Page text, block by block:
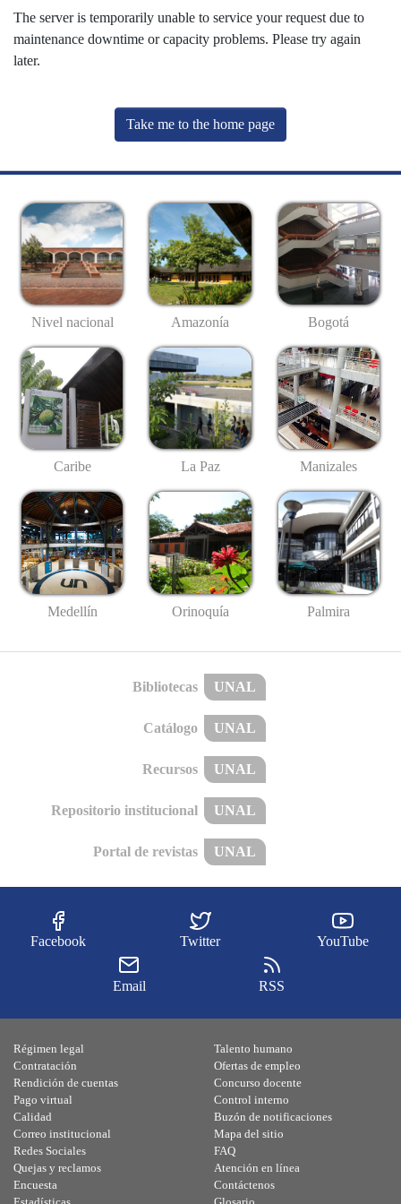
The server is temporarily unable to service your request due to
maintenance downtime or capacity problems. Please try again
later.
Take me to the home page
Nivel nacional Amazonía Bogotá
Caribe La Paz Manizales
Medellín Orinoquía Palmira
Bibliotecas UNAL
Catálogo UNAL
Recursos UNAL
Repositorio institucional UNAL
Portal de revistas UNAL
Facebook Twitter YouTube
Email RSS
Régimen legal
Contratación
Rendición de cuentas
Pago virtual
Calidad
Talento humano
Ofertas de empleo
Concurso docente
Control interno
Buzón de notificaciones
Correo institucional
Redes Sociales
Quejas y reclamos
Encuesta
Mapa del sitio
FAQ
Atención en línea
Contáctenos